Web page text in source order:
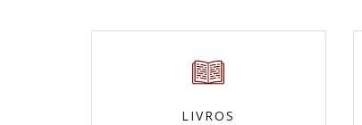
LIVROS